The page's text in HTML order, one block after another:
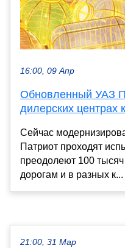
16:00, 09 Апр
Обновленный УАЗ
дилерских центрах
Сейчас
Патриот проходят
преодолеют 100
дорогам и в разных к...
21:00, 31 Мар